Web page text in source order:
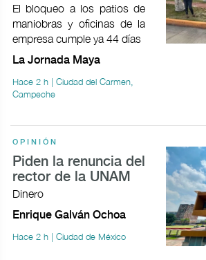
El bloqueo a los patios de
maniobras y oficinas de la
empresa cumple ya 44 días
La Jornada Maya
Hace 2 h | Ciudad del Carmen,
Campeche
OPINIÓN
Piden la renuncia del
rector de la UNAM
Dinero
Enrique Galván Ochoa
Hace 2 h | Ciudad de México